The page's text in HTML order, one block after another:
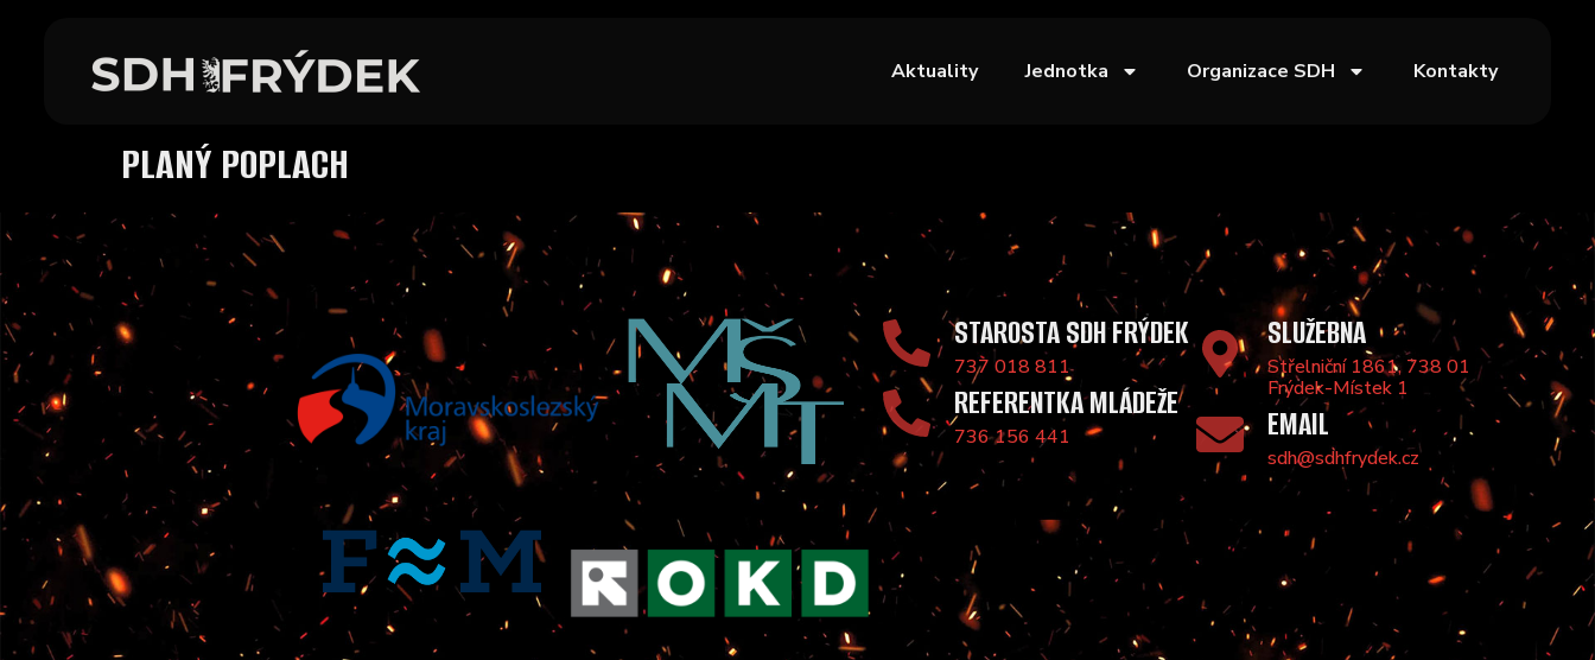
Aktuality Jednotka Organizace SDH Kontakty
PLANÝ POPLACH
SLUŽEBNA
Střelniční 1861, 738 01
Frýdek-Místek 1
EMAIL
sdh@sdhfrydek.cz
STAROSTA SDH FRÝDEK
737 018 811
REFERENTKA MLÁDEŽE
736 156 441